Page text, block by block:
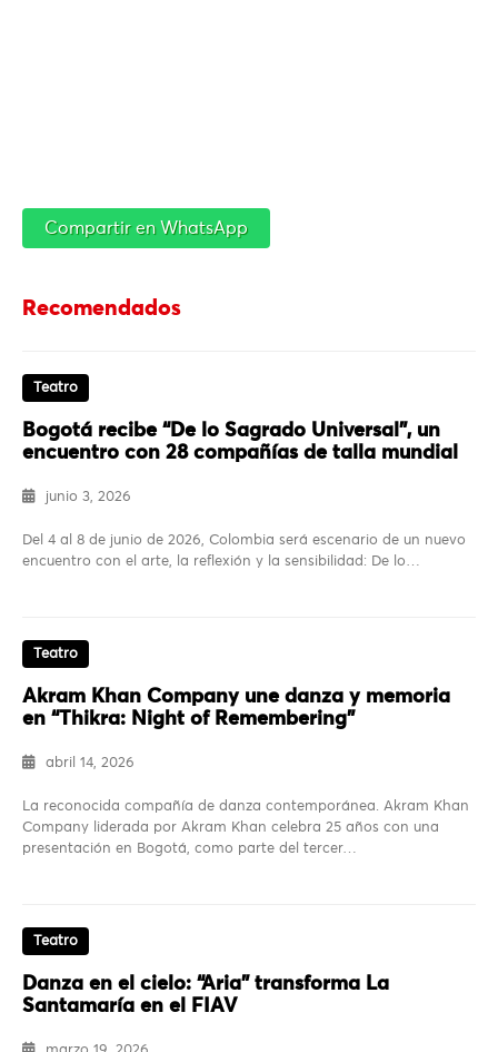
Compartir en WhatsApp
Recomendados
Teatro
Bogotá recibe “De lo Sagrado Universal”, un
encuentro con 28 compañías de talla mundial
junio 3, 2026
Del 4 al 8 de junio de 2026, Colombia será escenario de un nuevo
encuentro con el arte, la reflexión y la sensibilidad: De lo…
Teatro
Akram Khan Company une danza y memoria
en “Thikra: Night of Remembering”
abril 14, 2026
La reconocida compañía de danza contemporánea. Akram Khan
Company liderada por Akram Khan celebra 25 años con una
presentación en Bogotá, como parte del tercer…
Teatro
Danza en el cielo: “Aria” transforma La
Santamaría en el FIAV